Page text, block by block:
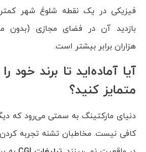
فیزیکی در یک نقطه شلوغ شهر کمتر
بازدید آن در فضای مجازی (بدون
هزاران برابر بیشتر است.
آیا آماده‌اید تا برند خود
متمایز کنید؟
دنیای مارکتینگ به سمتی می‌رود که
کافی نیست. مخاطبان تشنه تجربه